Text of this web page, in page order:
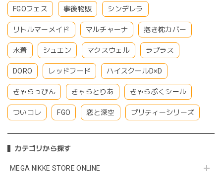
FGOフェス 事後物販 シンデレラ
リトルマーメイド マルチャーナ 抱き枕カバー
水着 シュエン マクスウェル ラプラス
DORO レッドフード ハイスクールD×D
きゃらっぴん きゃらとりあ きゃらぷくシール
ついコレ FGO 恋と深空 プリティーシリーズ
カテゴリから探す
MEGA NIKKE STORE ONLINE